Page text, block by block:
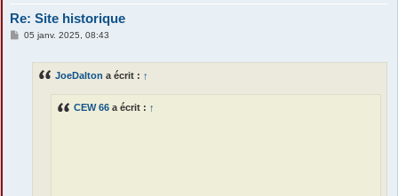
Re: Site historique
M05 janv. 2025, 08:43
JoeDalton a écrit : ↑
CEW 66 a écrit : ↑